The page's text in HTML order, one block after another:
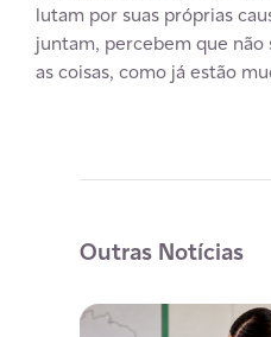
lutam por suas próprias
juntam, percebem que não
as coisas, como já estão
Outras Notícias